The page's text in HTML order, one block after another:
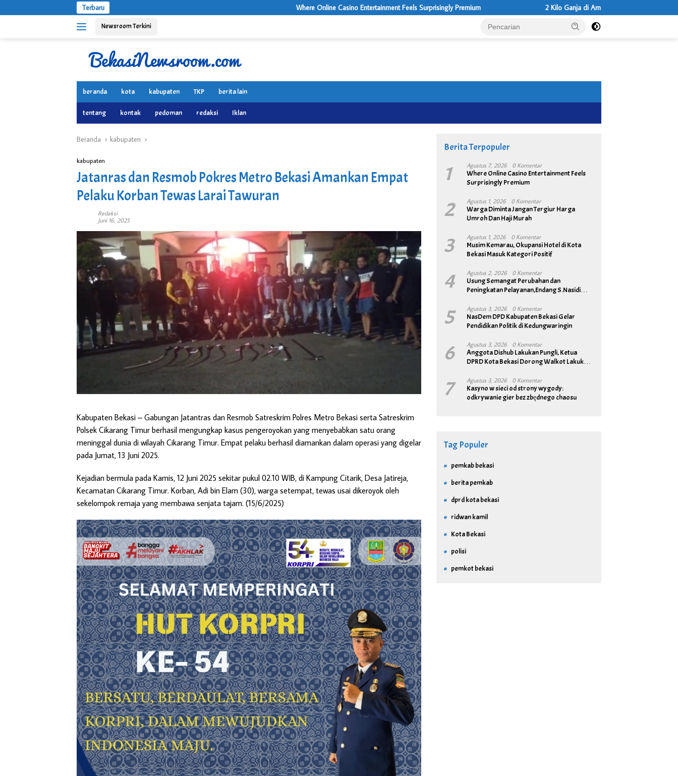
ke
Terbaru Where Online Casino Entertainment Feels Surprisingly Premium 2 Kilo Ganja di Amankan Dsri Tangan Dua Tersanga Oleh
Newsroom Terkini
beranda kota kabupaten TKP berita lain
tentang kontak pedoman redaksi Iklan
Beranda kabupaten
kabupaten
Jatanras dan Resmob Pokres Metro Bekasi Amankan Empat
Pelaku Korban Tewas Larai Tawuran
Redaksi
Juni 16, 2025
Kabupaten Bekasi – Gabungan Jatantras dan Resmob Satreskrim Polres Metro Bekasi serta Satreskrim
Polsek Cikarang Timur berhasil mengungkap kasus pengeroyokan yang menyebabkan satu orang
meninggal dunia di wilayah Cikarang Timur. Empat pelaku berhasil diamankan dalam operasi yang digelar
pada Jumat, 13 Juni 2025.
Kejadian bermula pada Kamis, 12 Juni 2025 sekitar pukul 02.10 WIB, di Kampung Citarik, Desa Jatireja,
Kecamatan Cikarang Timur. Korban, Adi bin Elam (30), warga setempat, tewas usai dikeroyok oleh
sekelompok remaja yang membawa senjata tajam. (15/6/2025)
Berita Terpopuler
1 Agustus 7, 2026 0 Komentar
Where Online Casino Entertainment Feels
Surprisingly Premium
2 Agustus 1, 2026 0 Komentar
Warga Diminta Jangan Tergiur Harga
Umroh Dan Haji Murah
3 Agustus 1, 2026 0 Komentar
Musim Kemarau, Okupansi Hotel di Kota
Bekasi Masuk Kategori Positif
4 Agustus 2, 2026 0 Komentar
Usung Semangat Perubahan dan
Peningkatan Pelayanan,Endang S.Nasidi
5 Agustus 3, 2026 0 Komentar
NasDem DPD Kabupaten Bekasi Gelar
Pendidikan Politik di Kedungwaringin
6 Agustus 3, 2026 0 Komentar
Anggota Dishub Lakukan Pungli, Ketua
DPRD Kota Bekasi Dorong Walkot Lakukan
7 Agustus 3, 2026 0 Komentar
Kasyno w sieci od strony wygody:
odkrywanie gier bez zbędnego chaosu
Tag Populer
pemkab bekasi
berita pemkab
dprd kota bekasi
ridwan kamil
Kota Bekasi
polisi
pemkot bekasi